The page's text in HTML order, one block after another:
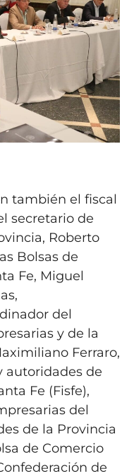
también el fiscal
secretario de
Roberto
Bolsas de
Fe, Miguel
del
y de la
Ferraro,
autoridades de
Fe (Fisfe),
del
de la Provincia
de Comercio
de